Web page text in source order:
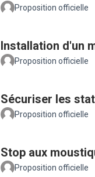
Proposition officielle
Installation d'un
Proposition officielle
Sécuriser les
Proposition officielle
Stop aux
Proposition officielle